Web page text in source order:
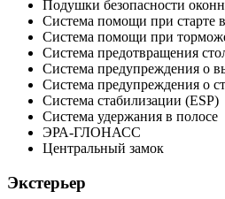
Подушки безопасности
Система помощи при старте
Система помощи при
Система предотвращения
Система предупреждения о
Система предупреждения о
Система стабилизации (ESP)
Система удержания в полосе
ЭРА-ГЛОНАСС
Центральный замок
Экстерьер